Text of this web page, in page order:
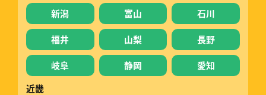
新潟
富山 石川
福井 山梨 長野
岐阜 静岡
愛知
近畿